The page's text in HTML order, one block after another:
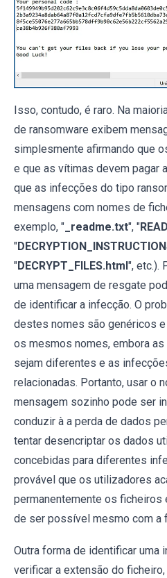
Isso, contudo, é raro. Na
de ransomware exibem
simplesmente afirmando que
e que as vítimas devem pagar
que as infecções do tipo
mensagens com nomes de
exemplo, " _readme.txt", "
"
"DECRYPT_FILES.html ", etc.).
uma mensagem de resgate
de identificar a infecção. O
destes nomes são genéricos
os mesmos nomes, embora
sejam diferentes e as
relacionadas. Portanto, usar o
mensagem sozinho pode ser
conduzir à a perda de dados
tentar desencriptar os dados
concebidas para diferentes
provável que os utilizadores
permanentemente os ficheiros
de ser possível mesmo com a
Outra forma de identificar uma
verificar a extensão do